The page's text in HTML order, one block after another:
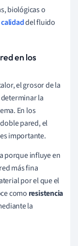
biológicas o
calidaddel fluido
en los
el grosor de la
la
En los
pared, el
importante.
porque influye en
más fina
por el que el
como resistencia
la